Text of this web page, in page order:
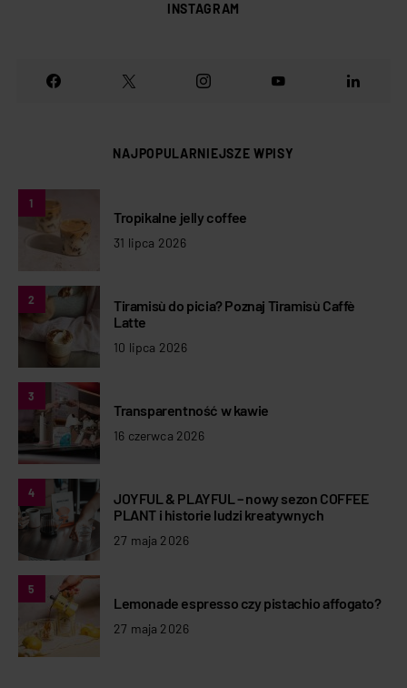
INSTAGRAM
NAJPOPULARNIEJSZE WPISY
1
Tropikalne jelly coffee
31 lipca 2026
2
Tiramisù do picia? Poznaj Tiramisù Caffè
Latte
10 lipca 2026
3
Transparentność w kawie
16 czerwca 2026
4
JOYFUL & PLAYFUL – nowy sezon COFFEE
PLANT i historie ludzi kreatywnych
27 maja 2026
5
Lemonade espresso czy pistachio affogato?
27 maja 2026